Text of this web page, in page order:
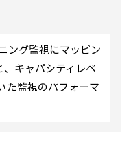
ング監視にマッピン
、キャパシティレベ
た監視のパフォーマ